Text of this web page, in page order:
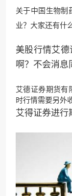
关于中国生物制
业？大家还有什
美股行情艾
啊？不会消息
艾德证券期货有
时行情需要另外
艾得证券进行